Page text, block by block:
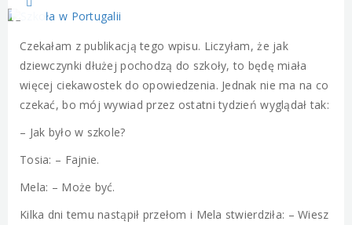
Czekałam z publikacją tego wpisu. Liczyłam, że jak
dziewczynki dłużej pochodzą do szkoły, to będę miała
więcej ciekawostek do opowiedzenia. Jednak nie ma na co
czekać, bo mój wywiad przez ostatni tydzień wyglądał tak:
– Jak było w szkole?
Tosia: – Fajnie.
Mela: – Może być.
Kilka dni temu nastąpił przełom i Mela stwierdziła: – Wiesz